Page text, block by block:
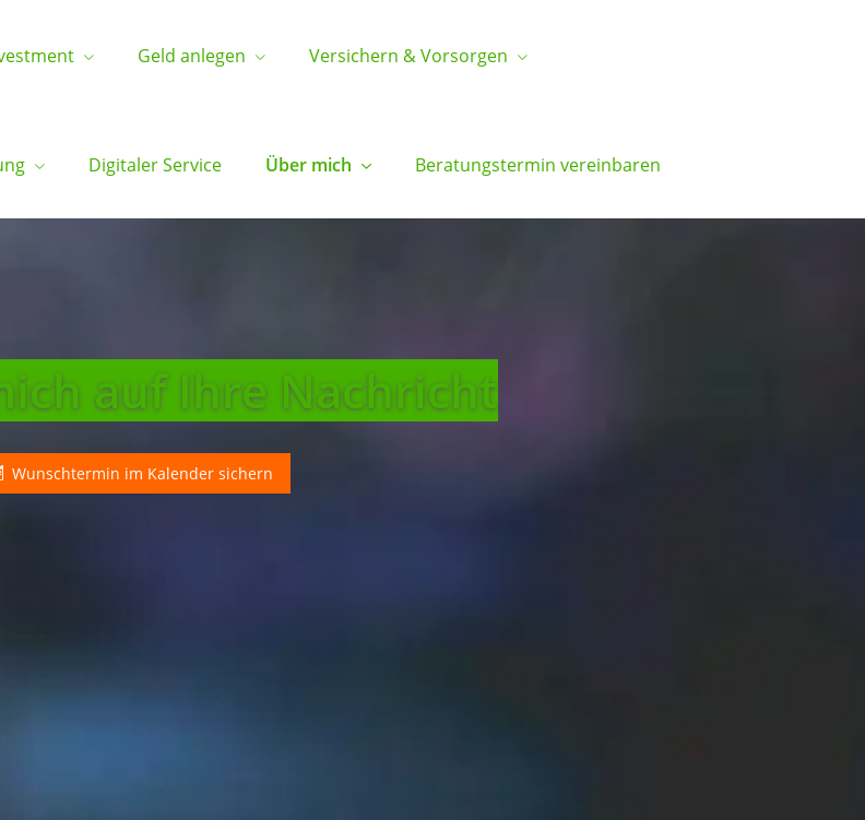
Geld anlegen Versichern & Vorsorgen
Digitaler Service Über mich Beratungstermin vereinbaren
auf Ihre Nachricht
Wunschtermin im Kalender sichern